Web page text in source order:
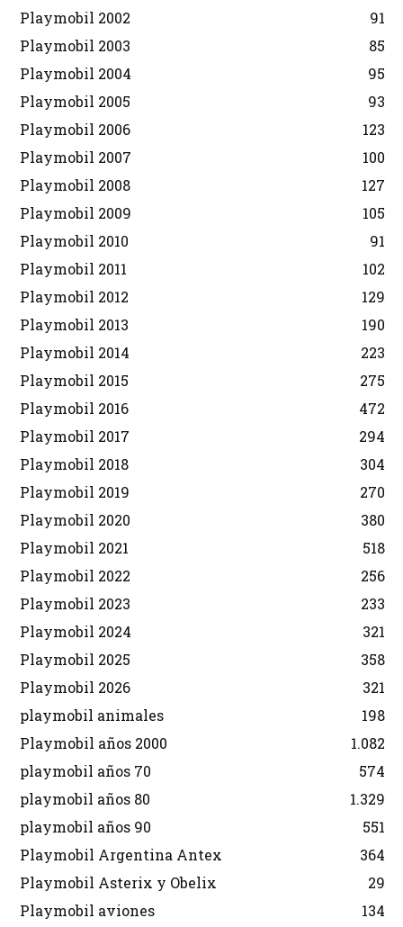
Playmobil 2002
91
Playmobil 2003
85
Playmobil 2004
95
Playmobil 2005
93
Playmobil 2006
123
Playmobil 2007
100
Playmobil 2008
127
Playmobil 2009
105
Playmobil 2010
91
Playmobil 2011
102
Playmobil 2012
129
Playmobil 2013
190
Playmobil 2014
223
Playmobil 2015
275
Playmobil 2016
472
Playmobil 2017
294
Playmobil 2018
304
Playmobil 2019
270
Playmobil 2020
380
Playmobil 2021
518
Playmobil 2022
256
Playmobil 2023
233
Playmobil 2024
321
Playmobil 2025
358
Playmobil 2026
321
playmobil animales
198
Playmobil años 2000
1.082
playmobil años 70
574
playmobil años 80
1.329
playmobil años 90
551
Playmobil Argentina Antex
364
Playmobil Asterix y Obelix
29
Playmobil aviones
134